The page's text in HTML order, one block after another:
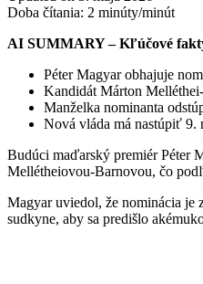
Doba čítania: 2 minúty/minút
AI SUMMARY – Kľúčové
Péter Magyar obhajuje
Kandidát Márton
Manželka nominanta
Nová vláda má nastúpiť 9.
Budúci maďarský premiér Péter
Mellétheiovou-Barnovou, čo
Magyar uviedol, že nominácia je
sudkyne, aby sa predišlo